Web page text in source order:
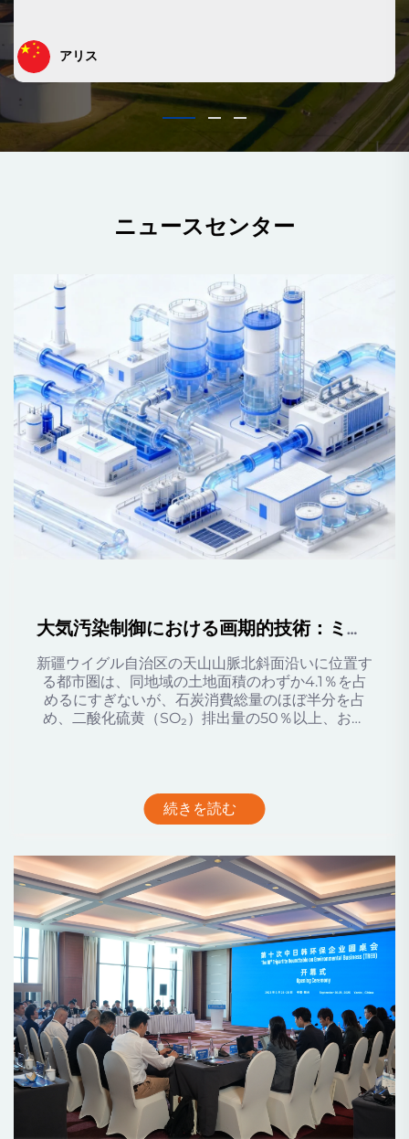
アリス
ニュースセンター
大気汚染制御における画期的技術：ミルシャイン社の「酸性媒体中アンモニア注入」技術がアンモニアスリップおよびエアロゾルを完全に除去
新疆ウイグル自治区の天山山脈北斜面沿いに位置す
る都市圏は、同地域の土地面積のわずか4.1％を占
めるにすぎないが、石炭消費総量のほぼ半分を占
め、二酸化硫黄（SO₂）排出量の50％以上、およ
続きを読む